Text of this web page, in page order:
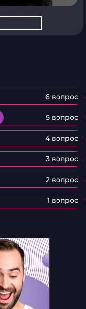
6 вопрос
5 вопрос
4 вопрос
3 вопрос
2 вопрос
1 вопрос